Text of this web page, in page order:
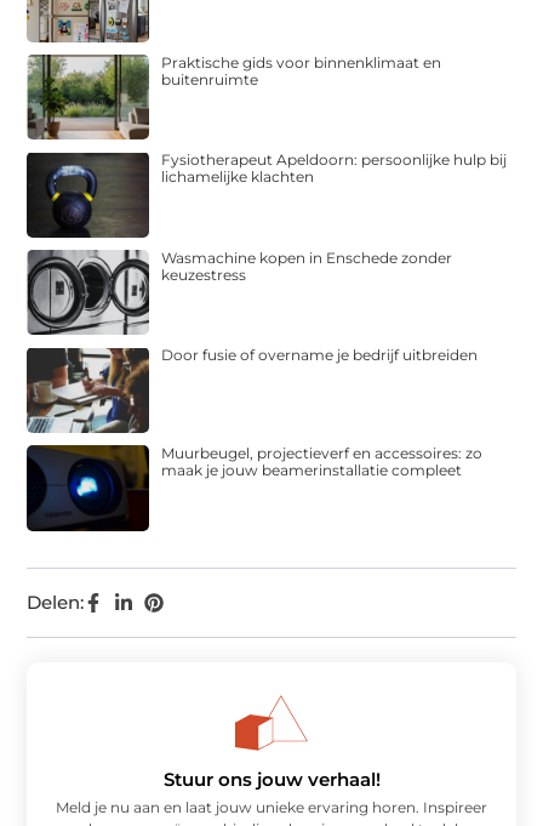
Delen:
Praktische gids voor binnenklimaat en
buitenruimte
Fysiotherapeut Apeldoorn: persoonlijke hulp bij
lichamelijke klachten
Wasmachine kopen in Enschede zonder
keuzestress
Door fusie of overname je bedrijf uitbreiden
Muurbeugel, projectieverf en accessoires: zo
maak je jouw beamerinstallatie compleet
Stuur ons jouw verhaal!
Meld je nu aan en laat jouw unieke ervaring horen. Inspireer